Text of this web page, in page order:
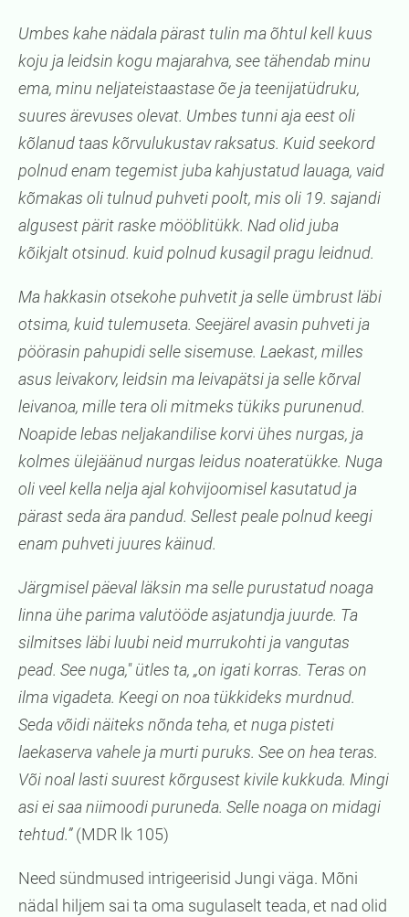
Umbes kahe nädala pärast tulin ma õhtul kell kuus
koju ja leidsin kogu majarahva, see tähendab minu
ema, minu neljateistaastase õe ja teenijatüdruku,
suures ärevuses olevat. Umbes tunni aja eest oli
kõlanud taas kõrvulukustav raksatus. Kuid seekord
polnud enam tegemist juba kahjustatud lauaga, vaid
kõmakas oli tulnud puhveti poolt, mis oli 19. sajandi
algusest pärit raske mööblitükk. Nad olid juba
kõikjalt otsinud. kuid polnud kusagil pragu leidnud.
Ma hakkasin otsekohe puhvetit ja selle ümbrust läbi
otsima, kuid tulemuseta. Seejärel avasin puhveti ja
pöörasin pahupidi selle sisemuse. Laekast, milles
asus leivakorv, leidsin ma leivapätsi ja selle kõrval
leivanoa, mille tera oli mitmeks tükiks purunenud.
Noapide lebas neljakandilise korvi ühes nurgas, ja
kolmes ülejäänud nurgas leidus noateratükke. Nuga
oli veel kella nelja ajal kohvijoomisel kasutatud ja
pärast seda ära pandud. Sellest peale polnud keegi
enam puhveti juures käinud.
Järgmisel päeval läksin ma selle purustatud noaga
linna ühe parima valutööde asjatundja juurde. Ta
silmitses läbi luubi neid murrukohti ja vangutas
pead. See nuga," ütles ta, „on igati korras. Teras on
ilma vigadeta. Keegi on noa tükkideks murdnud.
Seda võidi näiteks nõnda teha, et nuga pisteti
laekaserva vahele ja murti puruks. See on hea teras.
Või noal lasti suurest kõrgusest kivile kukkuda. Mingi
asi ei saa niimoodi puruneda. Selle noaga on midagi
tehtud.”(MDR lk 105)
Need sündmused intrigeerisid Jungi väga. Mõni
nädal hiljem sai ta oma sugulaselt teada, et nad olid